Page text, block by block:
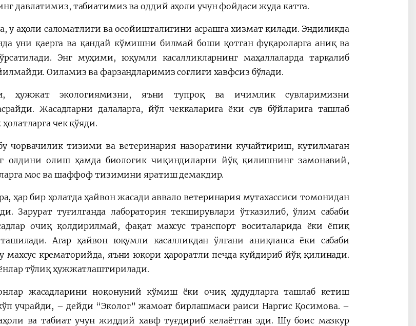
давлатимиз, табиатимиз ва оддий аҳоли учун фойдаси жуда катта.
у аҳоли саломатлиги ва осойишталигини асрашга хизмат қилади. Эндиликда
уни қаерга ва қандай кўмишни билмай боши қотган фуқароларга аниқ ва
Энг муҳими, юқумли касалликларнинг маҳаллаларда тарқалиб
Оиламиз ва фарзандларимиз соғлиғи хавфсиз бўлади.
ҳужжат экологиямизни, яъни тупроқ ва ичимлик сувларимизни
Жасадларни далаларга, йўл чеккаларига ёки сув бўйларига ташлаб
чек қўяди.
чорвачилик тизими ва ветеринария назоратини кучайтириш, кутилмаган
олдини олиш ҳамда биологик чиқиндиларни йўқ қилишнинг замонавий,
мос ва шаффоф тизимини яратиш демакдир.
ҳар бир ҳолатда ҳайвон жасади аввало ветеринария мутахассиси томонидан
Зарурат туғилганда лаборатория текширувлари ўтказилиб, ўлим сабаби
очиқ қолдирилмай, фақат махсус транспорт воситаларида ёки ёпиқ
Агар ҳайвон юқумли касалликдан ўлгани аниқланса ёки сабаби
махсус крематорийда, яъни юқори ҳароратли печда куйдириб йўқ қилинади.
тўлиқ ҳужжатлаштирилади.
жасадларини ноқонуний кўмиш ёки очиқ ҳудудларга ташлаб кетиш
учрайди, – дейди “Эколог” жамоат бирлашмаси раиси Наргис Қосимова. –
ва табиат учун жиддий хавф туғдириб келаётган эди. Шу боис мазкур